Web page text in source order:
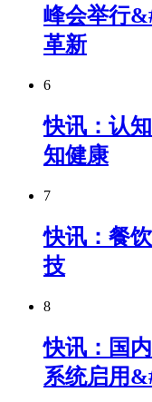
峰会举行
革新
6
快讯：认
知健康
7
快讯：餐
技
8
快讯：国
系统启用